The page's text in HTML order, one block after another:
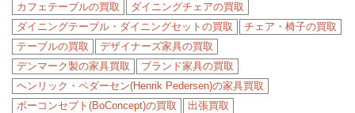
カフェテーブルの買取
ダイニングチェアの買取
ダイニングテーブル・ダイニングセットの買取
チェア・椅子の買取
テーブルの買取
デザイナーズ家具の買取
デンマーク製の家具買取
ブランド家具の買取
ヘンリック・ペダーセン(Henrik Pedersen)の家具買取
ボーコンセプト(BoConcept)の買取
出張買取